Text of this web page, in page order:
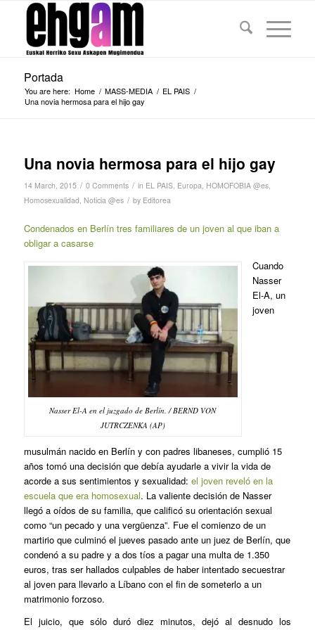
Portada
You are here: Home / MASS-MEDIA / EL PAIS /
Una novia hermosa para el hijo gay
Una novia hermosa para el hijo gay
14 March, 2015 / 0 Comments / in EL PAIS, Europa, HOMOFOBIA @es,
Homosexualidad, Noticia @es / by Editorea
Condenados en Berlín tres familiares de un joven al que iban a
obligar a casarse
Nasser El-A en el juzgado de Berlín. / BERND VON
JUTRCZENKA (AP)
Cuando
Nasser
El-A, un
joven
musulmán nacido en Berlín y con padres libaneses, cumplió 15
años tomó una decisión que debía ayudarle a vivir la vida de
acorde a sus sentimientos y sexualidad: el joven reveló en la
escuela que era homosexual. La valiente decisión de Nasser
llegó a oídos de su familia, que calificó su orientación sexual
como “un pecado y una vergüenza”. Fue el comienzo de un
martirio que culminó el jueves pasado ante un juez de Berlín, que
condenó a su padre y a dos tíos a pagar una multa de 1.350
euros, tras ser hallados culpables de haber intentado secuestrar
al joven para llevarlo a Líbano con el fin de someterlo a un
matrimonio forzoso.
El juicio, que sólo duró diez minutos, dejó al desnudo los